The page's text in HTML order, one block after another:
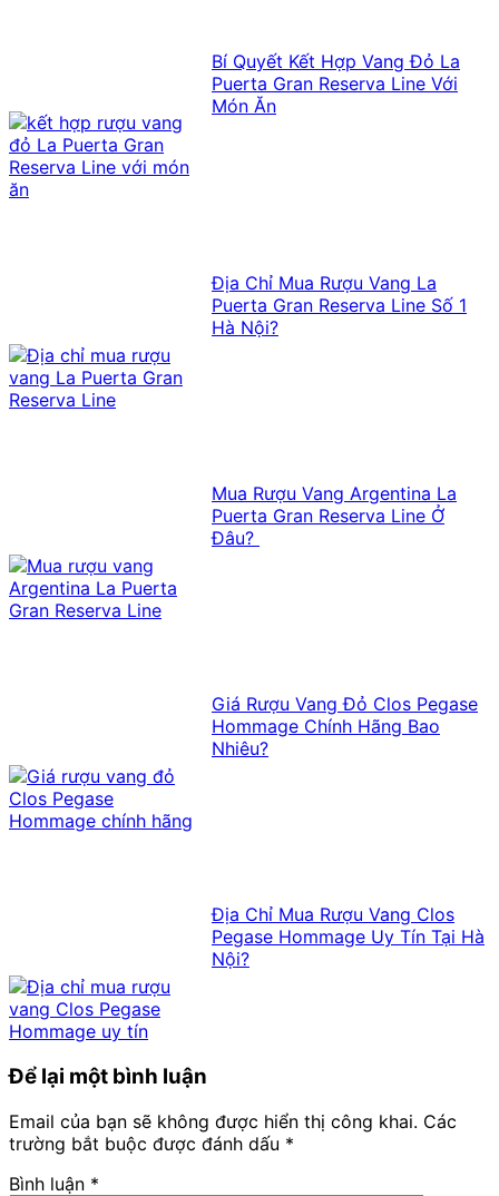
Bí Quyết Kết Hợp Vang Đỏ La
Puerta Gran Reserva Line Với
Món Ăn
Địa Chỉ Mua Rượu Vang La
Puerta Gran Reserva Line Số 1
Hà Nội?
Mua Rượu Vang Argentina La
Puerta Gran Reserva Line Ở
Đâu?
Giá Rượu Vang Đỏ Clos Pegase
Hommage Chính Hãng Bao
Nhiêu?
Địa Chỉ Mua Rượu Vang Clos
Pegase Hommage Uy Tín Tại Hà
Nội?
Để lại một bình luận
Email của bạn sẽ không được hiển thị công khai. Các
trường bắt buộc được đánh dấu *
Bình luận *